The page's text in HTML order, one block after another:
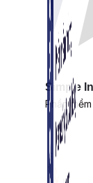
Simple
Phần